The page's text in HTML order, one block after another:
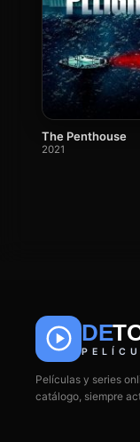
The Penthouse
2021
DE
Películas y series
catálogo, siempre